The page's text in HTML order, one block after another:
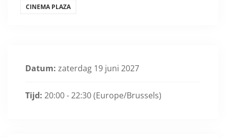
CINEMA PLAZA
Datum: zaterdag 19 juni 2027
Tijd: 20:00 - 22:30(Europe/Brussels)